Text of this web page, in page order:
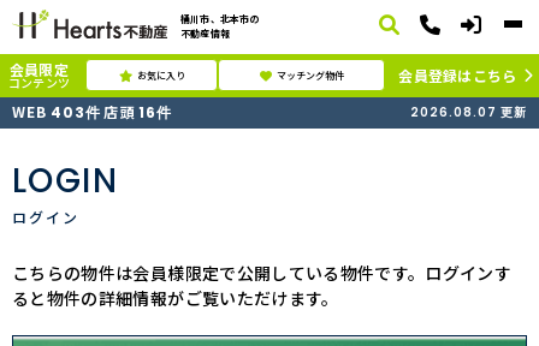
桶川市、北本市の
不動産情報
会員限定
コンテンツ お気に入り マッチング物件
会員登録はこちら
WEB 403件 店頭16件 2026.08.07 更新
LOGIN
ログイン
こちらの物件は会員様限定で公開している物件です。ログインす
ると物件の詳細情報がご覧いただけます。